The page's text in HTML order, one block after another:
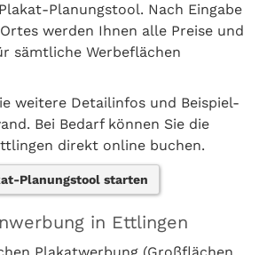
Planungstool. Nach Eingabe
werden Ihnen alle Preise und
sämtliche Werbeflächen
weitere Detailinfos und Beispiel-
Bei Bedarf können Sie die
direkt online buchen.
Planungstool starten
in Ettlingen